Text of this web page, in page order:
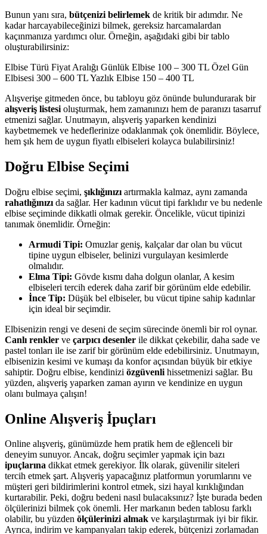
Bunun yanı sıra, bütçenizi belirlemek de kritik bir adımdır. Ne
kadar harcayabileceğinizi bilmek, gereksiz harcamalardan
kaçınmanıza yardımcı olur. Örneğin, aşağıdaki gibi bir tablo
oluşturabilirsiniz:
Elbise Türü Fiyat Aralığı Günlük Elbise 100 – 300 TL Özel Gün
Elbisesi 300 – 600 TL Yazlık Elbise 150 – 400 TL
Alışverişe gitmeden önce, bu tabloyu göz önünde bulundurarak bir
alışveriş listesi oluşturmak, hem zamanınızı hem de paranızı tasarruf
etmenizi sağlar. Unutmayın, alışveriş yaparken kendinizi
kaybetmemek ve hedeflerinize odaklanmak çok önemlidir. Böylece,
hem şık hem de uygun fiyatlı elbiseleri kolayca bulabilirsiniz!
Doğru Elbise Seçimi
Doğru elbise seçimi, şıklığınızı artırmakla kalmaz, aynı zamanda
rahatlığınızı da sağlar. Her kadının vücut tipi farklıdır ve bu nedenle
elbise seçiminde dikkatli olmak gerekir. Öncelikle, vücut tipinizi
tanımak önemlidir. Örneğin:
Armudi Tipi: Omuzlar geniş, kalçalar dar olan bu vücut
tipine uygun elbiseler, belinizi vurgulayan kesimlerde
olmalıdır.
Elma Tipi: Gövde kısmı daha dolgun olanlar, A kesim
elbiseleri tercih ederek daha zarif bir görünüm elde edebilir.
İnce Tip: Düşük bel elbiseler, bu vücut tipine sahip kadınlar
için ideal bir seçimdir.
Elbisenizin rengi ve deseni de seçim sürecinde önemli bir rol oynar.
Canlı renkler ve çarpıcı desenler ile dikkat çekebilir, daha sade ve
pastel tonları ile ise zarif bir görünüm elde edebilirsiniz. Unutmayın,
elbisenizin kesimi ve kumaşı da konfor açısından büyük bir etkiye
sahiptir. Doğru elbise, kendinizi özgüvenli hissetmenizi sağlar. Bu
yüzden, alışveriş yaparken zaman ayırın ve kendinize en uygun
olanı bulmaya çalışın!
Online Alışveriş İpuçları
Online alışveriş, günümüzde hem pratik hem de eğlenceli bir
deneyim sunuyor. Ancak, doğru seçimler yapmak için bazı
ipuçlarına dikkat etmek gerekiyor. İlk olarak, güvenilir siteleri
tercih etmek şart. Alışveriş yapacağınız platformun yorumlarını ve
müşteri geri bildirimlerini kontrol etmek, sizi hayal kırıklığından
kurtarabilir. Peki, doğru bedeni nasıl bulacaksınız? İşte burada beden
ölçülerinizi bilmek çok önemli. Her markanın beden tablosu farklı
olabilir, bu yüzden ölçülerinizi almak ve karşılaştırmak iyi bir fikir.
Ayrıca, indirim ve kampanyaları takip ederek, bütçenizi zorlamadan